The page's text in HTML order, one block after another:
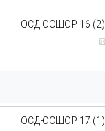
ОСДЮСШОР 16 (2)
ОСДЮСШОР 17 (1)